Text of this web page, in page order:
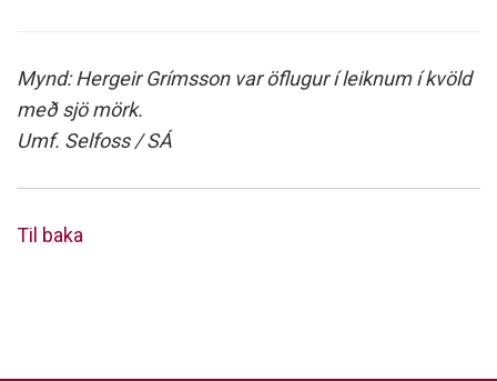
Mynd: Hergeir Grímsson var öflugur í leiknum í kvöld
með sjö mörk.
Umf. Selfoss / SÁ
Til baka